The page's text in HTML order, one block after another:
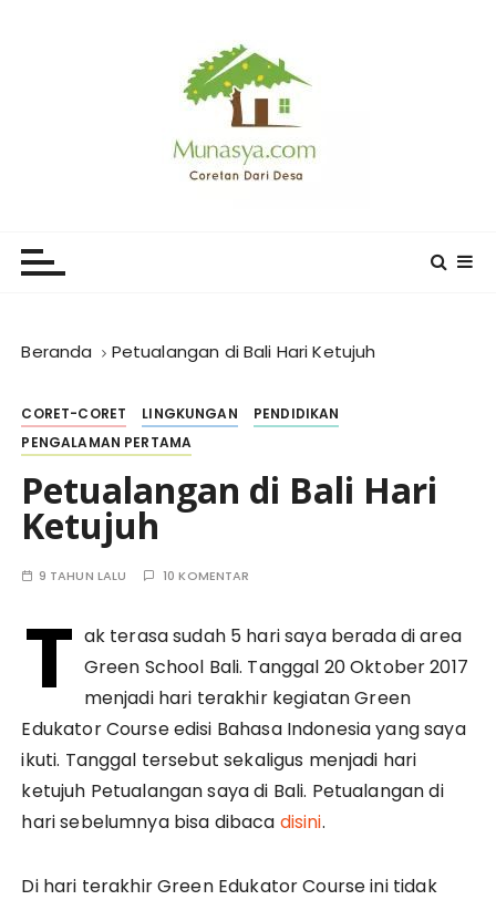
Beranda Petualangan di Bali Hari Ketujuh
CORET-CORET LINGKUNGAN
PENDIDIKAN
PENGALAMAN PERTAMA
Petualangan di Bali Hari
Ketujuh
9 TAHUN LALU 10 KOMENTAR
T ak terasa sudah 5 hari saya berada di area
Green School Bali. Tanggal 20 Oktober 2017
menjadi hari terakhir kegiatan Green
Edukator Course edisi Bahasa Indonesia yang saya
ikuti. Tanggal tersebut sekaligus menjadi hari
ketujuh Petualangan saya di Bali. Petualangan di
hari sebelumnya bisa dibaca disini.
Di hari terakhir Green Edukator Course ini tidak